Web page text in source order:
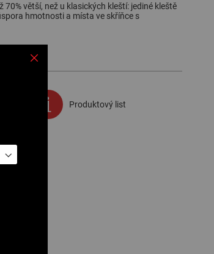
70% větší, než u klasických kleští: jediné kleště
hmotnosti a místa ve skříňce s
Produktový list